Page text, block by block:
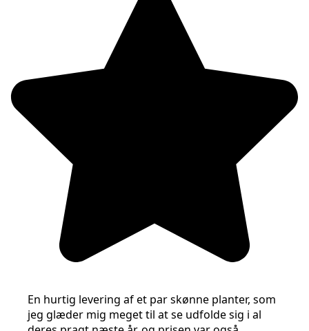
En hurtig levering af et par skønne planter, som
jeg glæder mig meget til at se udfolde sig i al